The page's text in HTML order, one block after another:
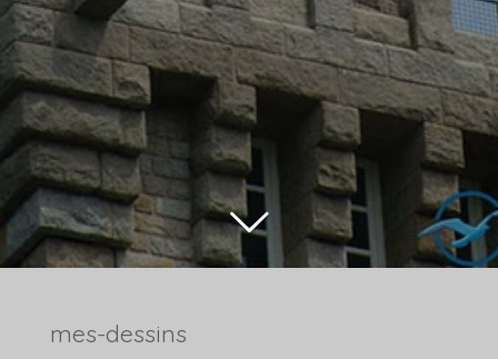
mes-dessins